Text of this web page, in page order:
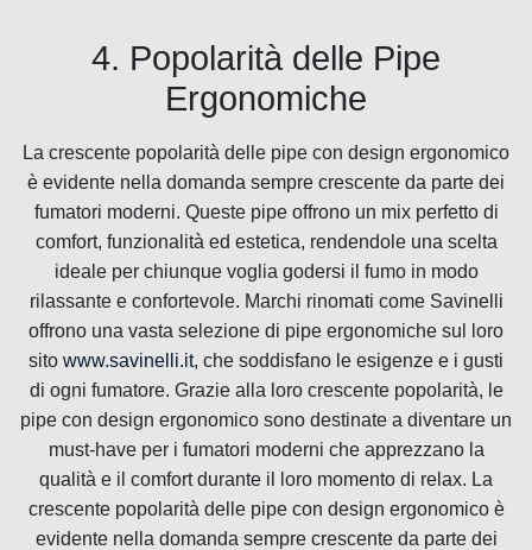
4. Popolarità delle Pipe
Ergonomiche
La crescente popolarità delle pipe con design ergonomico
è evidente nella domanda sempre crescente da parte dei
fumatori moderni. Queste pipe offrono un mix perfetto di
comfort, funzionalità ed estetica, rendendole una scelta
ideale per chiunque voglia godersi il fumo in modo
rilassante e confortevole. Marchi rinomati come Savinelli
offrono una vasta selezione di pipe ergonomiche sul loro
sito www.savinelli.it, che soddisfano le esigenze e i gusti
di ogni fumatore. Grazie alla loro crescente popolarità, le
pipe con design ergonomico sono destinate a diventare un
must-have per i fumatori moderni che apprezzano la
qualità e il comfort durante il loro momento di relax. La
crescente popolarità delle pipe con design ergonomico è
evidente nella domanda sempre crescente da parte dei